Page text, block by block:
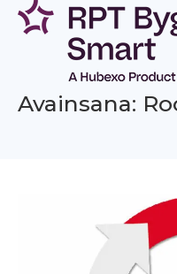
Siirry
sisältöön
Avainsana: